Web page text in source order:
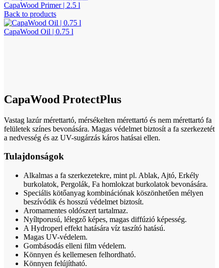
CapaWood Primer | 2.5 l
Back to products
CapaWood Oil | 0.75 l
CapaWood ProtectPlus
Vastag lazúr mérettartó, mérsékelten mérettartó és nem mérettartó fa
felületek színes bevonására. Magas védelmet biztosít a fa szerkezetét
a nedvesség és az UV-sugárzás káros hatásai ellen.
Tulajdonságok
Alkalmas a fa szerkezetekre, mint pl. Ablak, Ajtó, Erkély
burkolatok, Pergolák, Fa homlokzat burkolatok bevonására.
Speciális kötőanyag kombinációnak köszönhetően mélyen
beszívódik és hosszú védelmet biztosít.
Aromamentes oldószert tartalmaz.
Nyíltporusú, lélegző képes, magas diffúzió képesség.
A Hydroperl effekt hatására víz taszító hatású.
Magas UV-védelem.
Gombásodás elleni film védelem.
Könnyen és kellemesen felhordható.
Könnyen felújítható.